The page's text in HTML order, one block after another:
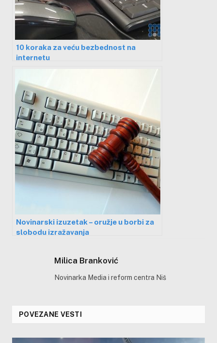
10 koraka za veću bezbednost na
internetu
Novinarski izuzetak – oružje u borbi za
slobodu izražavanja
Milica Branković
Novinarka Media i reform centra Niš
POVEZANE VESTI